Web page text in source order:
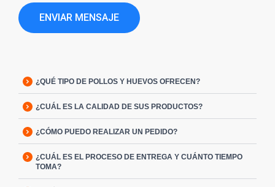
ENVIAR MENSAJE
¿QUÉ TIPO DE POLLOS Y HUEVOS OFRECEN?
¿CUÁL ES LA CALIDAD DE SUS PRODUCTOS?
¿CÓMO PUEDO REALIZAR UN PEDIDO?
¿CUÁL ES EL PROCESO DE ENTREGA Y CUÁNTO TIEMPO
TOMA?